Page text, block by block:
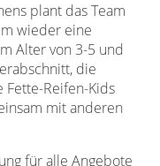
plant das Team
wieder eine
Alter von 3-5 und
die
Fette-Reifen-Kids
mit anderen
für alle Angebote